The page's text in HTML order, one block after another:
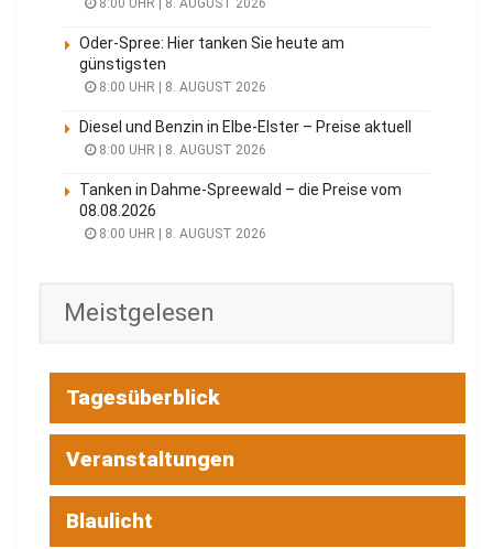
Oder-Spree: Hier tanken Sie heute am
günstigsten
8:00 UHR | 8. AUGUST 2026
Diesel und Benzin in Elbe-Elster – Preise aktuell
8:00 UHR | 8. AUGUST 2026
Tanken in Dahme-Spreewald – die Preise vom
08.08.2026
8:00 UHR | 8. AUGUST 2026
Meistgelesen
Tagesüberblick
Veranstaltungen
Blaulicht